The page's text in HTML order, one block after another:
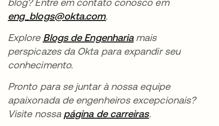
eng_blogs@okta.comabre em uma nova guia
.
Explore Blogs de Engenhariaabre em uma nova
mais
perspicazes da Okta para expandir seu
conhecimento.
Pronto para se juntar à nossa equipe
apaixonada de engenheiros excepcionais?
Visite nossa página de carreirasabre em uma
.